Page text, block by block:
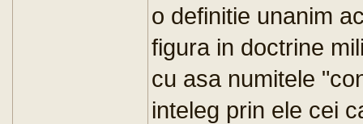
o definitie unanim
figura in doctrine
cu asa numitele
inteleg prin ele cei